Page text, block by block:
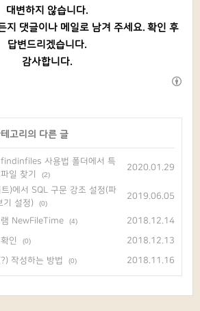
대변하지 않습니다.
지 댓글이나 메일로 남겨 주세요. 확인 후
답변드리겠습니다.
감사합니다.
고리의 다른 글
findinfiles 사용법 폴더에서 특
일 찾기
(2)
2020.01.29
)에서 SQL 구문 강조 설정(파
기 설정)
(0)
2019.06.05
램 NewFileTime (4) 2018.12.14
인 (0) 2018.12.13
작성하는 방법 (0) 2018.11.16